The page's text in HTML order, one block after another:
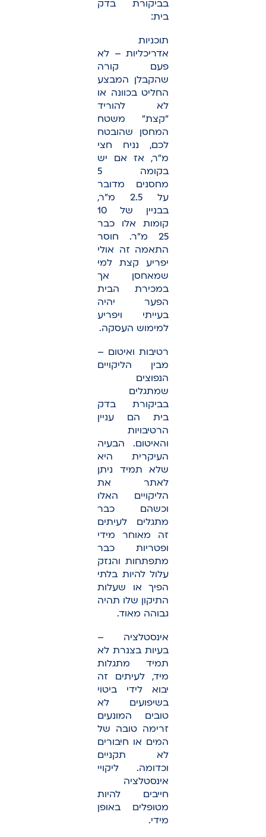
בביקורת בדק
בית:
תוכניות
אדריכליות – לא
פעם קורה
שהקבלן המבצע
החליט בכוונה או
לא להוריד
"קצת" משטח
המחסן שהובטח
לכם, נניח חצי
מ"ר, אז אם יש
בקומה 5
מחסנים מדובר
על 2.5 מ"ר,
בבניין של 10
קומות אלו כבר
25 מ"ר. חוסר
התאמה זה אולי
יפריע קצת למי
שמאחסן אך
במכירת הבית
הפער יהיה
בעייתי ויפריע
למימוש העסקה.
רטיבות ואיטום –
מבין הליקויים
הנפוצים
שמתגלים
בביקורת בדק
בית הם עניין
הרטיבויות
והאיטום. הבעיה
העיקרית היא
שלא תמיד ניתן
לאתר את
הליקויים האלו
וכשהם כבר
מתגלים לעיתים
זה מאוחר מידי
ופטריות כבר
מתפתחות והנזק
עלול להיות בלתי
הפיך או שעלות
התיקון שלו תהיה
גבוהה מאוד.
אינסטלציה –
בעיות בצנרת לא
תמיד מתגלות
מיד, לעיתים זה
יבוא לידי ביטוי
בשיפועים לא
טובים המונעים
זרימה טובה של
המים או חיבורים
לא תקניים
וכדומה. ליקויי
אינסטלציה
חייבים להיות
מטופלים באופן
מידי.